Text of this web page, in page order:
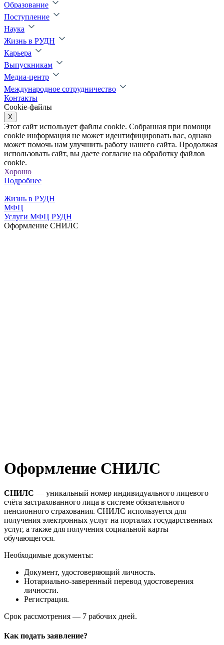
Образование
Поступление
Наука
Жизнь в РУДН
Карьера
Выпускникам
Медиа-центр
Международное сотрудничество
Контакты
Cookie-файлы
X
Этот сайт использует файлы cookie. Собранная при помощи
cookie информация не может идентифицировать вас, однако
может помочь нам улучшить работу нашего сайта. Продолжая
использовать сайт, вы даете согласие на обработку файлов
cookie.
Хорошо
Подробнее
Жизнь в РУДН
МФЦ
Услуги МФЦ РУДН
Оформление СНИЛС
Оформление СНИЛС
СНИЛС — уникальный номер индивидуального лицевого
счёта застрахованного лица в системе обязательного
пенсионного страхования. СНИЛС используется для
получения электронных услуг на порталах государственных
услуг, а также для получения социальной карты
обучающегося.
Необходимые документы:
Документ, удостоверяющий личность.
Нотариально-заверенный перевод удостоверения
личности.
Регистрация.
Срок рассмотрения — 7 рабочих дней.
Как подать заявление?